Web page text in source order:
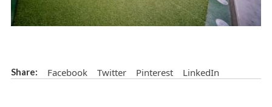
Facebook Twitter Pinterest LinkedIn